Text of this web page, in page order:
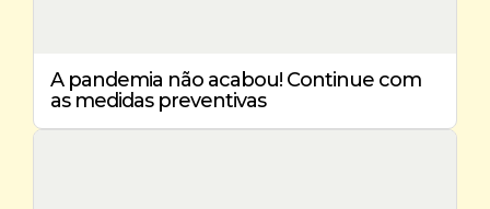
A pandemia não acabou! Continue com
as medidas preventivas